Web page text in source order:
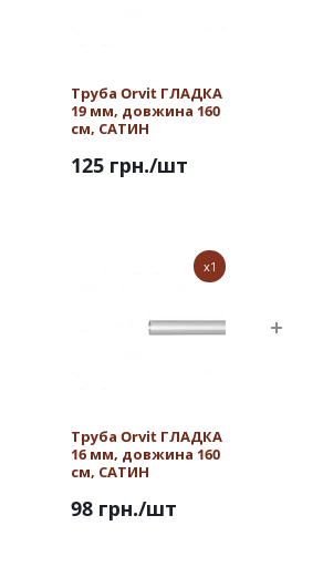
Труба Orvit ГЛАДКА
19 мм, довжина 160
см, САТИН
125 грн./шт
x1
Труба Orvit ГЛАДКА
16 мм, довжина 160
см, САТИН
98 грн./шт